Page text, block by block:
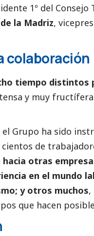
1º del Consejo
la Madriz,
colaboración
tiempo distintos
y muy
Grupo ha sido
de
otras
en el mundo
y otros muchos,
que hacen